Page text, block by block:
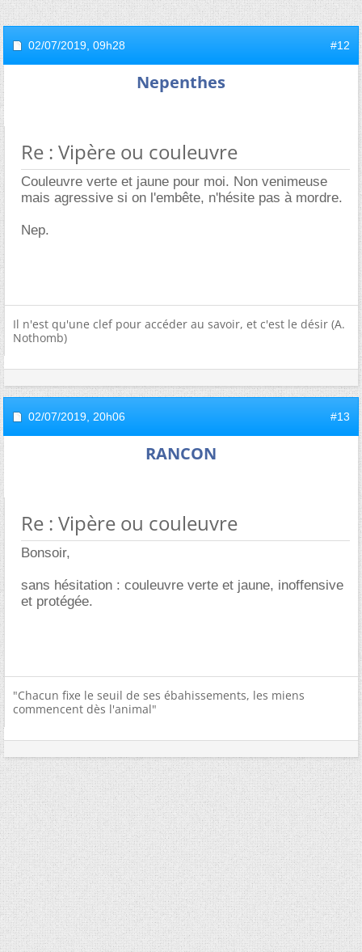
02/07/2019, 09h28 #12
Nepenthes
Re : Vipère ou couleuvre
Couleuvre verte et jaune pour moi. Non venimeuse
mais agressive si on l'embête, n'hésite pas à mordre.
Nep.
Il n'est qu'une clef pour accéder au savoir, et c'est le désir (A.
Nothomb)
02/07/2019, 20h06 #13
RANCON
Re : Vipère ou couleuvre
Bonsoir,
sans hésitation : couleuvre verte et jaune, inoffensive
et protégée.
"Chacun fixe le seuil de ses ébahissements, les miens
commencent dès l'animal"